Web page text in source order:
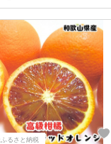
るさと納税